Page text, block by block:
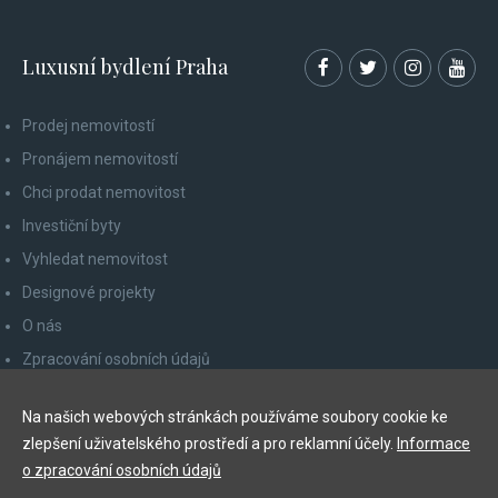
Luxusní bydlení Praha
Prodej nemovitostí
Pronájem nemovitostí
Chci prodat nemovitost
Investiční byty
Vyhledat nemovitost
Designové projekty
O nás
Zpracování osobních údajů
Odhlášení z newsletteru
Na našich webových stránkách používáme soubory cookie ke
zlepšení uživatelského prostředí a pro reklamní účely. Informace
o zpracování osobních údajů